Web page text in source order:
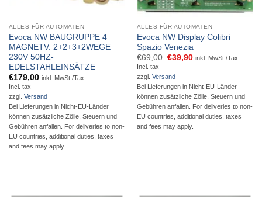
ALLES FÜR AUTOMATEN
Evoca NW BAUGRUPPE 4
MAGNETV. 2+2+3+2WEGE
230V 50HZ-
EDELSTAHLEINSÄTZE
€179,00 inkl. MwSt./Tax
Incl. tax
zzgl. Versand
Bei Lieferungen in Nicht-EU-Länder
können zusätzliche Zölle, Steuern und
Gebühren anfallen. For deliveries to non-
EU countries, additional duties, taxes
and fees may apply.
ALLES FÜR AUTOMATEN
Evoca NW Display Colibri
Spazio Venezia
€69,00 Ursprünglicher
€69,00
€39,90Aktueller
inkl. MwSt./Tax
Incl. tax
zzgl. Versand
Bei Lieferungen in Nicht-EU-Länder
können zusätzliche Zölle, Steuern und
Gebühren anfallen. For deliveries to non-
EU countries, additional duties, taxes
and fees may apply.